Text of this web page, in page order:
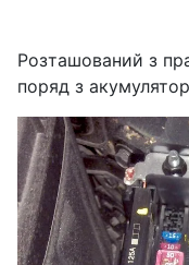
Розташований з
поряд з